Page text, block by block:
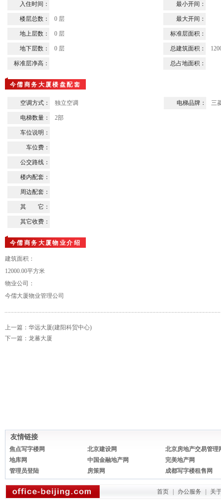
入住时间： 最小开间：
楼层总数： 0 层 最大开间：
地上层数： 0 层 标准层面积：
地下层数： 0 层 总建筑面积：
标准层净高： 总占地面积：
今儒商务大厦楼盘配套
空调方式： 独立空调 电梯品牌： 三
电梯数量： 2部
车位说明：
车位费：
公交路线：
楼内配套：
周边配套：
其 它：
其它收费：
今儒商务大厦物业介绍
建筑面积：
12000.00平方米
物业公司：
今儒大厦物业管理公司
上一篇： 华远大厦(建阳科贸中心)
下一篇： 龙蕃大厦
友情链接
焦点写字楼网 北京建设网
北京房地产交易管理
地库网
中国金融地产网
完美地产网
管理员登陆
房策网 成都写字楼租售网
首页 办公服务 关